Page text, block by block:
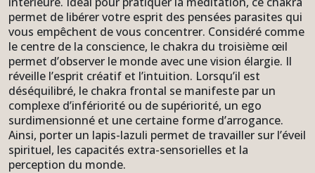
permet de libérer votre esprit des pensées parasites qui
vous empêchent de vous concentrer. Considéré comme
le centre de la conscience, le chakra du troisième œil
permet d’observer le monde avec une vision élargie. Il
réveille l’esprit créatif et l’intuition. Lorsqu’il est
déséquilibré, le chakra frontal se manifeste par un
complexe d’infériorité ou de supériorité, un ego
surdimensionné et une certaine forme d’arrogance.
Ainsi, porter un lapis-lazuli permet de travailler sur l’éveil
spirituel, les capacités extra-sensorielles et la
perception du monde.